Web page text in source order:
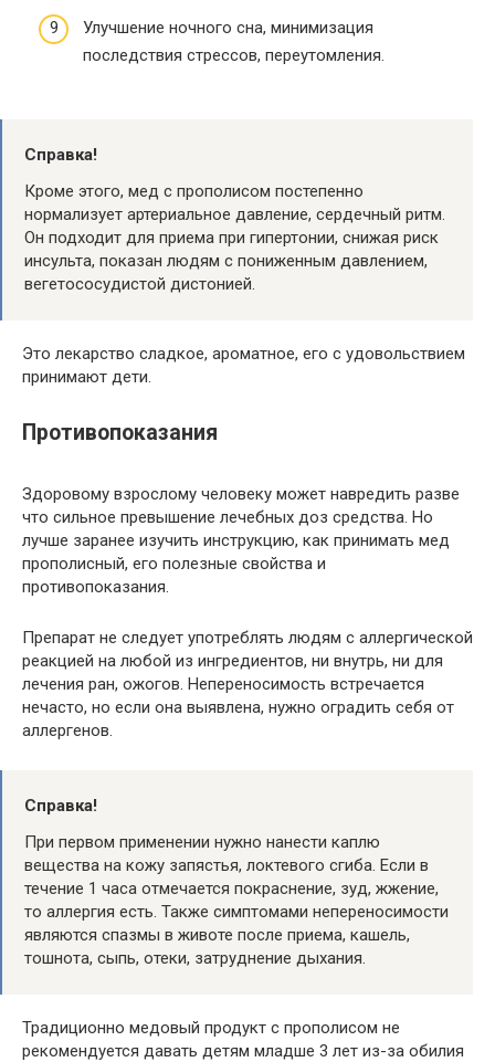
Улучшение ночного сна, минимизация
последствия стрессов, переутомления.
Справка!
Кроме этого, мед с прополисом постепенно
нормализует артериальное давление, сердечный ритм.
Он подходит для приема при гипертонии, снижая риск
инсульта, показан людям с пониженным давлением,
вегетососудистой дистонией.
Это лекарство сладкое, ароматное, его с удовольствием
принимают дети.
Противопоказания
Здоровому взрослому человеку может навредить разве
что сильное превышение лечебных доз средства. Но
лучше заранее изучить инструкцию, как принимать мед
прополисный, его полезные свойства и
противопоказания.
Препарат не следует употреблять людям с аллергической
реакцией на любой из ингредиентов, ни внутрь, ни для
лечения ран, ожогов. Непереносимость встречается
нечасто, но если она выявлена, нужно оградить себя от
аллергенов.
Справка!
При первом применении нужно нанести каплю
вещества на кожу запястья, локтевого сгиба. Если в
течение 1 часа отмечается покраснение, зуд, жжение,
то аллергия есть. Также симптомами непереносимости
являются спазмы в животе после приема, кашель,
тошнота, сыпь, отеки, затруднение дыхания.
Традиционно медовый продукт с прополисом не
рекомендуется давать детям младше 3 лет из-за обилия